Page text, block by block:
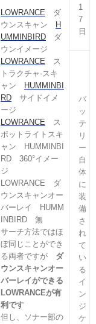
LOWRANCE ダ
ウンスキャン
H
UMMINBIRD ダ
ウンイメージ
LOWRANCE ス
トラクチャ-スキ
ャン
HUMMINBI
RD サイドイメ
ージ
LOWRANCE ス
ポットライトスキ
ャン HUMMINBI
RD 360°イメー
ジ
LOWRANCE ダ
ウンスキャンオー
バーレイ HUMM
INBIRD 無
サーチ方法ではほ
ぼ同じことができ
る両者ですが ダ
ウンスキャンオー
バーレイができる
LOWRANCEが有
利です
但し、ソナー部の
1
7
日
バ
ッ
テ
リ
ー
自
体
に
装
備
さ
れ
て
い
る
イ
ン
ジ
ケ